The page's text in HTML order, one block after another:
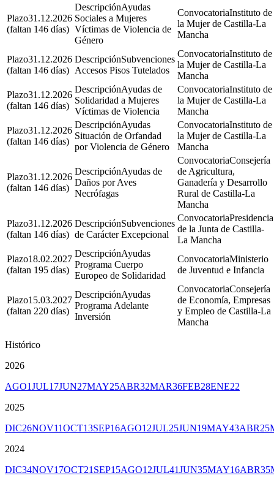
31.12.2026
(faltan 146 días)
Ayudas
Sociales a Mujeres
Víctimas de Violencia de
Género
Instituto de
la Mujer de Castilla-La
Mancha
31.12.2026
(faltan 146 días)
Subvenciones
Accesos Pisos Tutelados
Instituto de
la Mujer de Castilla-La
Mancha
31.12.2026
(faltan 146 días)
Ayudas de
Solidaridad a Mujeres
Víctimas de Violencia
Instituto de
la Mujer de Castilla-La
Mancha
31.12.2026
(faltan 146 días)
Ayudas
Situación de Orfandad
por Violencia de Género
Instituto de
la Mujer de Castilla-La
Mancha
31.12.2026
(faltan 146 días)
Ayudas de
Daños por Aves
Necrófagas
Consejería
de Agricultura,
Ganadería y Desarrollo
Rural de Castilla-La
Mancha
31.12.2026
(faltan 146 días)
Subvenciones
de Carácter Excepcional
Presidencia
de la Junta de Castilla-
La Mancha
18.02.2027
(faltan 195 días)
Ayudas
Programa Cuerpo
Europeo de Solidaridad
Ministerio
de Juventud e Infancia
15.03.2027
(faltan 220 días)
Ayudas
Programa Adelante
Inversión
Consejería
de Economía, Empresas
y Empleo de Castilla-La
Mancha
Histórico
2026
AGO1JUL17JUN27MAY25ABR32MAR36FEB28ENE22
2025
DIC26NOV11OCT13SEP16AGO12JUL25JUN19MAY43ABR25
2024
DIC34NOV17OCT21SEP15AGO12JUL41JUN35MAY16ABR35